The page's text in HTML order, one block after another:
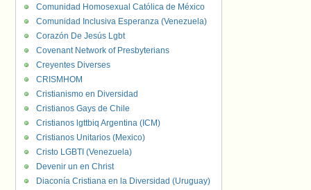
Comunidad Homosexual Católica de México
Comunidad Inclusiva Esperanza (Venezuela)
Corazón De Jesús Lgbt
Covenant Network of Presbyterians
Creyentes Diverses
CRISMHOM
Cristianismo en Diversidad
Cristianos Gays de Chile
Cristianos lgttbiq Argentina (ICM)
Cristianos Unitarios (Mexico)
Cristo LGBTI (Venezuela)
Devenir un en Christ
Diaconía Cristiana en la Diversidad (Uruguay)